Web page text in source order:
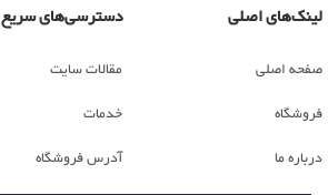
لینک‌های اصلی
صفحه اصلی
فروشگاه
درباره ما
دسترسی‌های سریع
مقالات سایت
خدمات
آدرس فروشگاه